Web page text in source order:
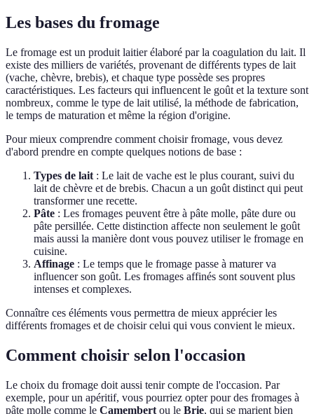
Les bases du fromage
Le fromage est un produit laitier élaboré par la coagulation du lait. Il
existe des milliers de variétés, provenant de différents types de lait
(vache, chèvre, brebis), et chaque type possède ses propres
caractéristiques. Les facteurs qui influencent le goût et la texture sont
nombreux, comme le type de lait utilisé, la méthode de fabrication,
le temps de maturation et même la région d'origine.
Pour mieux comprendre comment choisir fromage, vous devez
d'abord prendre en compte quelques notions de base :
Types de lait : Le lait de vache est le plus courant, suivi du
lait de chèvre et de brebis. Chacun a un goût distinct qui peut
transformer une recette.
Pâte : Les fromages peuvent être à pâte molle, pâte dure ou
pâte persillée. Cette distinction affecte non seulement le goût
mais aussi la manière dont vous pouvez utiliser le fromage en
cuisine.
Affinage : Le temps que le fromage passe à maturer va
influencer son goût. Les fromages affinés sont souvent plus
intenses et complexes.
Connaître ces éléments vous permettra de mieux apprécier les
différents fromages et de choisir celui qui vous convient le mieux.
Comment choisir selon l'occasion
Le choix du fromage doit aussi tenir compte de l'occasion. Par
exemple, pour un apéritif, vous pourriez opter pour des fromages à
pâte molle comme le Camembert ou le Brie, qui se marient bien